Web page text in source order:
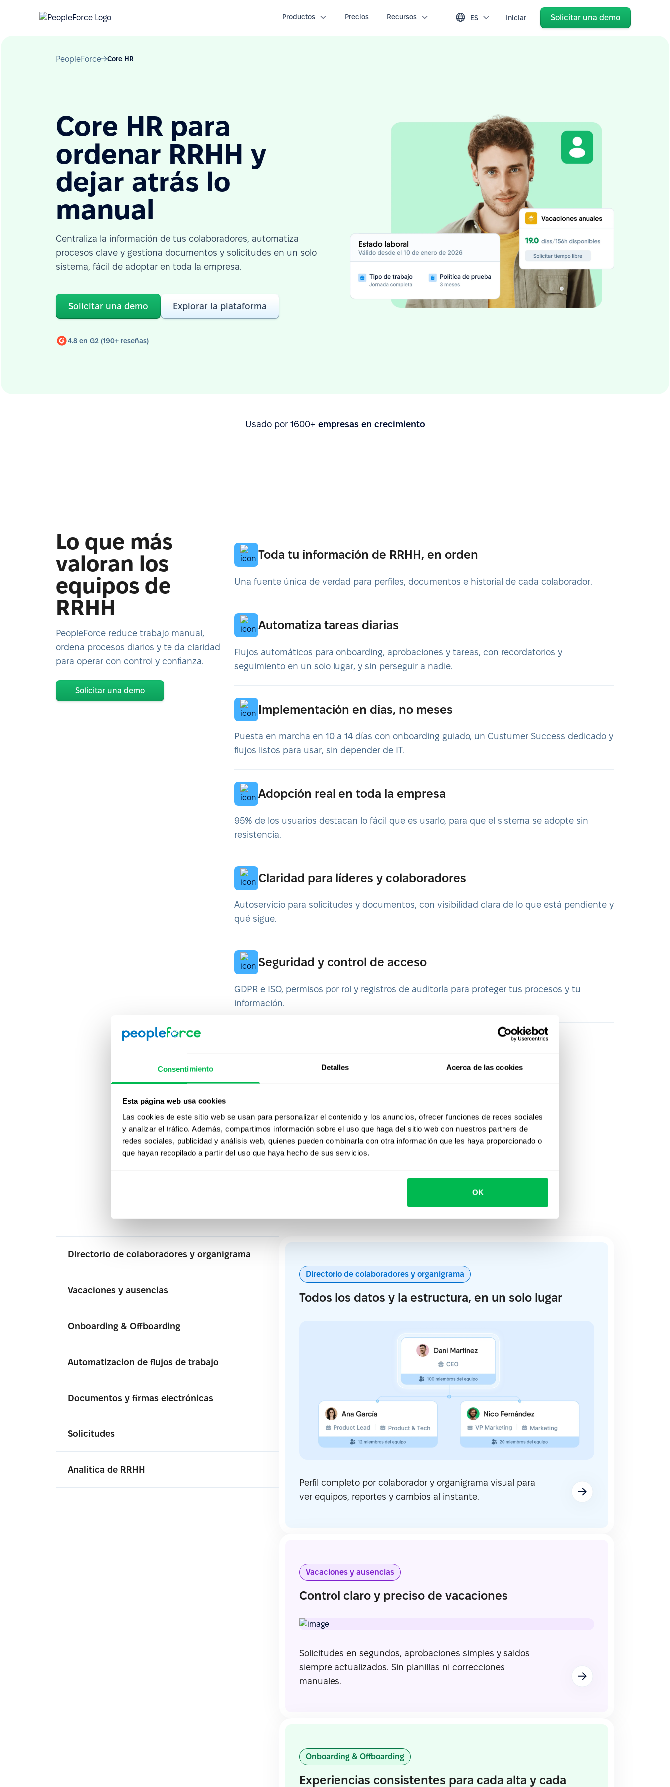
Consentimiento Detalles Acerca de las cookies
Esta página web usa cookies
Las cookies de este sitio web se usan para personalizar el contenido y los anuncios, ofrecer funciones de redes sociales
y analizar el tráfico. Además, compartimos información sobre el uso que haga del sitio web con nuestros partners de
redes sociales, publicidad y análisis web, quienes pueden combinarla con otra información que les haya proporcionado o
que hayan recopilado a partir del uso que haya hecho de sus servicios.
OK
Productos Precios Recursos ES Iniciar Solicitar una demo
PeopleForce Core HR
Core HR para
ordenar RRHH y
dejar atrás lo
manual
Centraliza la información de tus colaboradores, automatiza
procesos clave y gestiona documentos y solicitudes en un solo
sistema, fácil de adoptar en toda la empresa.
Solicitar una demo Explorar la plataforma
4.8 en G2 (190+ reseñas)
Usado por 1600+ empresas en crecimiento
Lo que más
valoran los
equipos de
RRHH
PeopleForce reduce trabajo manual,
ordena procesos diarios y te da claridad
para operar con control y confianza.
Solicitar una demo
Toda tu información de RRHH, en orden
Una fuente única de verdad para perfiles, documentos e historial de cada colaborador.
Automatiza tareas diarias
Flujos automáticos para onboarding, aprobaciones y tareas, con recordatorios y
seguimiento en un solo lugar, y sin perseguir a nadie.
Implementación en dias, no meses
Puesta en marcha en 10 a 14 días con onboarding guiado, un Custumer Success dedicado y
flujos listos para usar, sin depender de IT.
Adopción real en toda la empresa
95% de los usuarios destacan lo fácil que es usarlo, para que el sistema se adopte sin
resistencia.
Claridad para líderes y colaboradores
Autoservicio para solicitudes y documentos, con visibilidad clara de lo que está pendiente y
qué sigue.
Seguridad y control de acceso
GDPR e ISO, permisos por rol y registros de auditoría para proteger tus procesos y tu
información.
Funciones de Core HR para
mantener RRHH en orden todos los
días
Desde el onboarding hasta las aprobaciones diarias, PeopleForce te ayuda a construir
Directorio de colaboradores y organigrama
Vacaciones y ausencias
Onboarding & Offboarding
Automatizacion de flujos de trabajo
Documentos y firmas electrónicas
Solicitudes
Analitica de RRHH
Directorio de colaboradores y organigrama
Todos los datos y la estructura, en un solo lugar
Perfil completo por colaborador y organigrama visual para
ver equipos, reportes y cambios al instante.
Vacaciones y ausencias
Control claro y preciso de vacaciones
Solicitudes en segundos, aprobaciones simples y saldos
siempre actualizados. Sin planillas ni correcciones
manuales.
Onboarding & Offboarding
Experiencias consistentes para cada alta y cada